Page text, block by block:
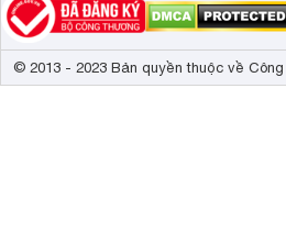
© 2013 - 2023 Bản quyền thuộc về